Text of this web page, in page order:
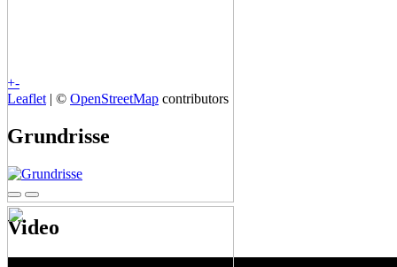
+-
Leaflet | © OpenStreetMap contributors
Grundrisse
Video